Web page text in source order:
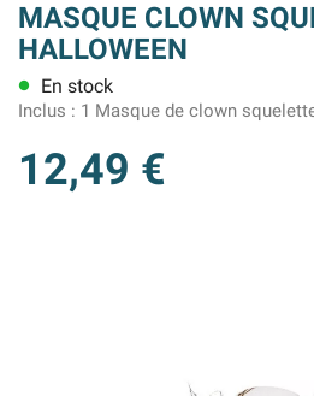
MASQUE CLOWN
HALLOWEEN
lens En stock
Inclus : 1 Masque de clown
12,49 €